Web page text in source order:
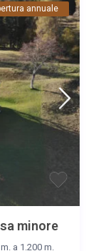
annuale
minore
a 1.200 m.